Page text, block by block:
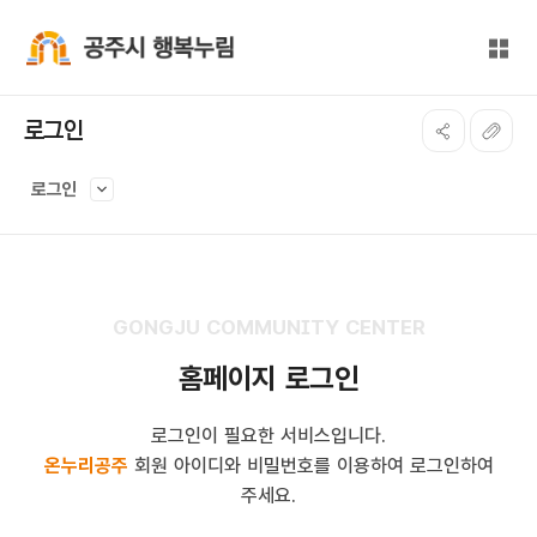
전체
로그인
로그인
GONGJU COMMUNITY CENTER
홈페이지 로그인
로그인이 필요한 서비스입니다.
온누리공주 회원 아이디와 비밀번호를 이용하여 로그인하여
주세요.